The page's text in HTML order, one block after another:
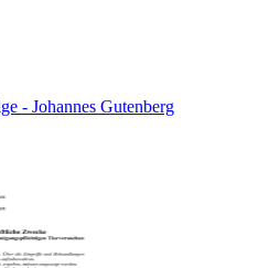
- Johannes Gutenberg